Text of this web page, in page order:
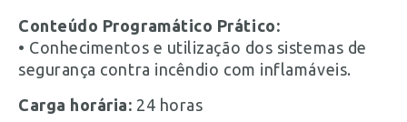
Conteúdo Programático Prático:
• Conhecimentos e utilização dos sistemas de
segurança contra incêndio com inflamáveis.
Carga horária: 24 horas